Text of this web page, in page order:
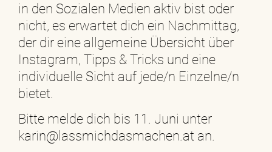
in den Sozialen Medien aktiv bist oder
nicht, es erwartet dich ein Nachmittag,
der dir eine allgemeine Übersicht über
Instagram, Tipps & Tricks und eine
individuelle Sicht auf jede/n Einzelne/n
bietet.
Bitte melde dich bis 11. Juni unter
karin@lassmichdasmachen.at an.